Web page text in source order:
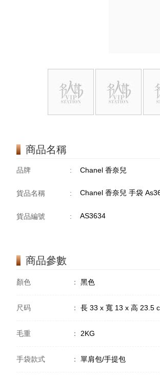
商品名稱
品牌 : Chanel 香奈兒
貨品名稱 : Chanel 香奈兒 手袋
貨品編號 : AS3634
商品參數
顏色 ： 黑色
尺码 ： 長 33 x 寬 13 x 高 23.5
毛重 ： 2KG
手袋款式 ： 單肩包/手提包